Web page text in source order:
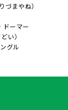
づまやね）
ドーマー
い）
グル